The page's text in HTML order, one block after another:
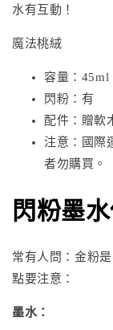
水有互動！
魔法桃絨
容量：45ml
閃粉：有
配件：贈軟
注意：國際
者勿購買。
閃粉墨
常有人問：金粉
點要注意：
墨水：